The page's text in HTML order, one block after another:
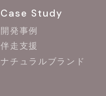
Case Study
開発事例
伴走支援
ナチュラルブランド